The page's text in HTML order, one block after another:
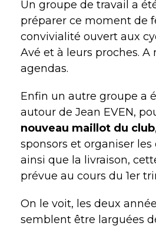
Un groupe de travail a
préparer ce moment de
convivialité ouvert aux
Avé et à leurs proches. A
agendas.
Enfin un autre groupe a
autour de Jean EVEN,
nouveau maillot du club
sponsors et organiser
ainsi que la livraison,
prévue au cours du 1er
On le voit, les deux
semblent être larguées